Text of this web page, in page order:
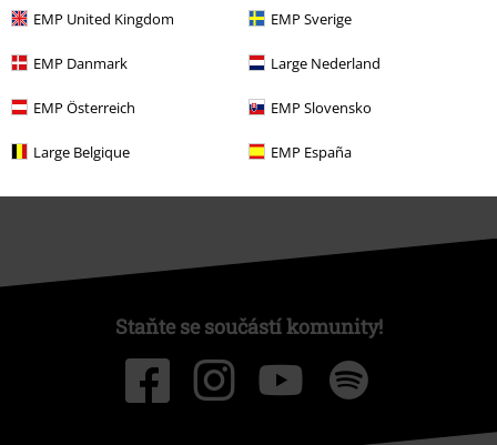
EMP United Kingdom EMP Sverige
EMP Danmark Large Nederland
EMP Österreich EMP Slovensko
Large Belgique EMP España
O EMP
Udržitelnost
Staňte se součástí komunity!